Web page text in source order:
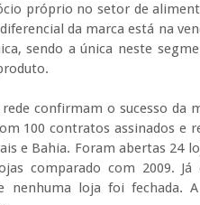
próprio no setor de
da marca está na
sendo a única neste
confirmam o sucesso da
100 contratos assinados e
e Bahia. Foram abertas 24
comparado com 2009.
nenhuma loja foi fechada.